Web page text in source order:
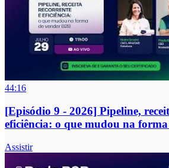
44:16
[Episódio 9 - 2026] Pipeline,
eficiência: o que mudou na
Assistir